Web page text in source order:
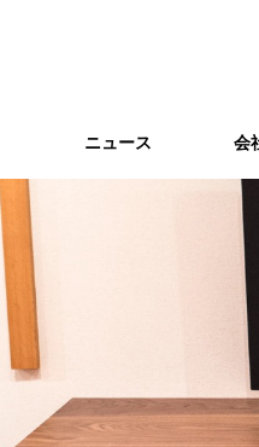
ニュース 会
ニュース 会